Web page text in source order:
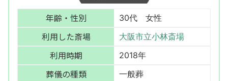
年齢・性別 30代 女性
利用した斎場 大阪市立小林斎場
利用時期 2018年
葬儀の種類 一般葬